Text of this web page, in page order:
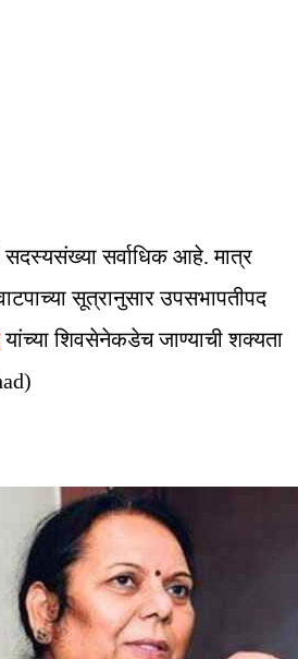
सदस्यसंख्या सर्वाधिक आहे. मात्र
सूत्रानुसार उपसभापतीपद
यांच्या शिवसेनेकडेच जाण्याची शक्यता